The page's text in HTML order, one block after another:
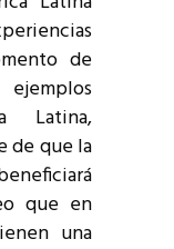
de
Latina,
de que la
que en
una